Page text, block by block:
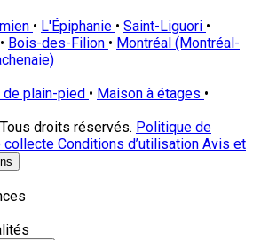
• L'Épiphanie • Saint-Liguori •
• Bois-des-Filion • Montréal (Montréal-
de plain-pied • Maison à étages •
droits réservés. Politique de
collecte Conditions d’utilisation Avis et